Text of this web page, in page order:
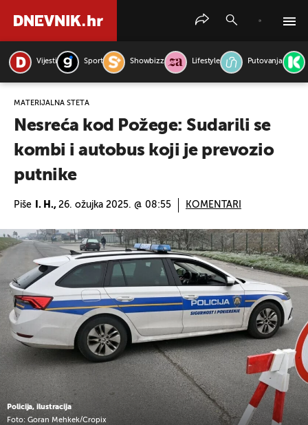
Vijesti Sport Showbizz Lifestyle Putovanja
MATERIJALNA ŠTETA
Nesreća kod Požege: Sudarili se
kombi i autobus koji je prevozio
putnike
Piše I. H., 26. ožujka 2025. @ 08:55 KOMENTARI
Policija, ilustracija
Foto: Goran Mehkek/Cropix
PRETRAŽITE VIJESTI